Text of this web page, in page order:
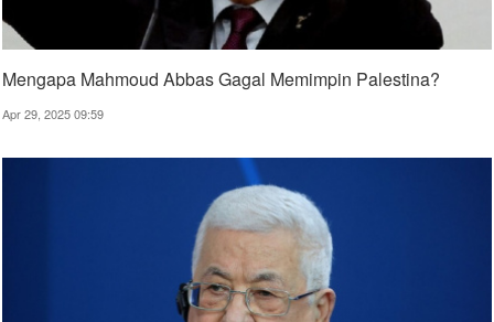
Mengapa Mahmoud Abbas Gagal Memimpin Palestina?
Apr 29, 2025 09:59